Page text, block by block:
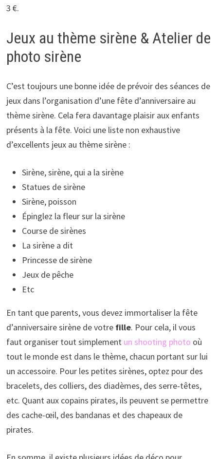
3 €.
Jeux au thème sirène & Atelier de
photo sirène
C’est toujours une bonne idée de prévoir des séances de
jeux dans l’organisation d’une fête d’anniversaire au
thème sirène. Cela fera davantage plaisir aux enfants
présents à la fête. Voici une liste non exhaustive
d’excellents jeux au thème sirène :
Sirène, sirène, qui a la sirène
Statues de sirène
Sirène, poisson
Épinglez la fleur sur la sirène
Course de sirènes
La sirène a dit
Princesse de sirène
Jeux de pêche
Etc
En tant que parents, vous devez immortaliser la fête
d’anniversaire sirène de votre fille. Pour cela, il vous
faut organiser tout simplement un shooting photo où
tout le monde est dans le thème, chacun portant sur lui
un accessoire. Pour les petites sirènes, optez pour des
bracelets, des colliers, des diadèmes, des serre-têtes,
etc. Quant aux copains pirates, ils peuvent se permettre
des cache-œil, des bandanas et des chapeaux de
pirates.